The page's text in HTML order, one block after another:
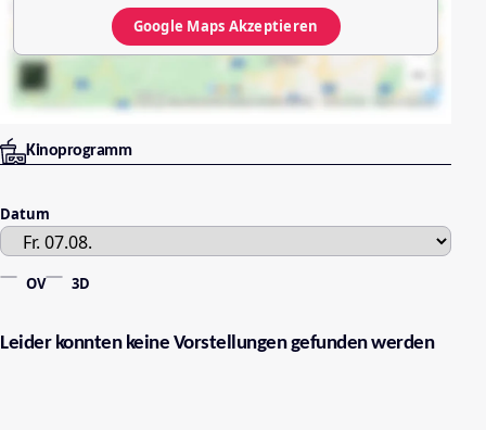
Google Maps Akzeptieren
Kinoprogramm
Datum
OV 3D
Leider konnten keine Vorstellungen gefunden werden